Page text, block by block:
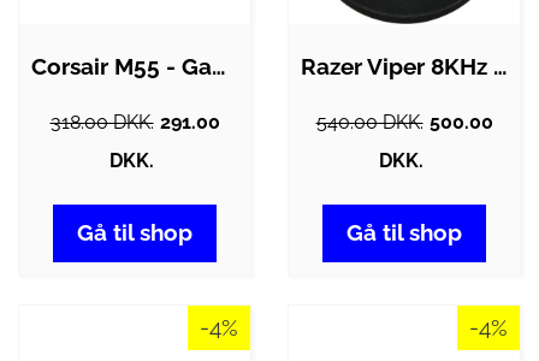
Corsair M55 - Gaming Mus - Optisk - 6…
318.00 DKK. 291.00
DKK.
Gå til shop
Razer Viper 8KHz - Gaming Mus - GEEKD.dk
540.00 DKK. 500.00
DKK.
Gå til shop
-4% -4%